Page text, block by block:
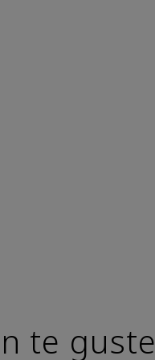
te guste